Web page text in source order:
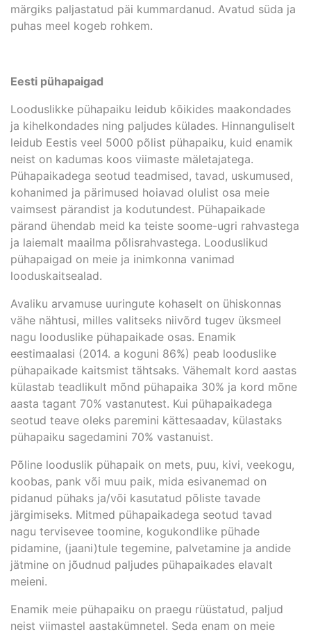
märgiks paljastatud päi kummardanud. Avatud süda ja
puhas meel kogeb rohkem.
Eesti pühapaigad
Looduslikke pühapaiku leidub kõikides maakondades
ja kihelkondades ning paljudes külades. Hinnanguliselt
leidub Eestis veel 5000 põlist pühapaiku, kuid enamik
neist on kadumas koos viimaste mäletajatega.
Pühapaikadega seotud teadmised, tavad, uskumused,
kohanimed ja pärimused hoiavad olulist osa meie
vaimsest pärandist ja kodutundest. Pühapaikade
pärand ühendab meid ka teiste soome-ugri rahvastega
ja laiemalt maailma põlisrahvastega. Looduslikud
pühapaigad on meie ja inimkonna vanimad
looduskaitsealad.
Avaliku arvamuse uuringute kohaselt on ühiskonnas
vähe nähtusi, milles valitseks niivõrd tugev üksmeel
nagu looduslike pühapaikade osas. Enamik
eestimaalasi (2014. a koguni 86%) peab looduslike
pühapaikade kaitsmist tähtsaks. Vähemalt kord aastas
külastab teadlikult mõnd pühapaika 30% ja kord mõne
aasta tagant 70% vastanutest. Kui pühapaikadega
seotud teave oleks paremini kättesaadav, külastaks
pühapaiku sagedamini 70% vastanuist.
Põline looduslik pühapaik on mets, puu, kivi, veekogu,
koobas, pank või muu paik, mida esivanemad on
pidanud pühaks ja/või kasutatud põliste tavade
järgimiseks. Mitmed pühapaikadega seotud tavad
nagu tervisevee toomine, kogukondlike pühade
pidamine, (jaani)tule tegemine, palvetamine ja andide
jätmine on jõudnud paljudes pühapaikades elavalt
meieni.
Enamik meie pühapaiku on praegu rüüstatud, paljud
neist viimastel aastakümnetel. Seda enam on meie